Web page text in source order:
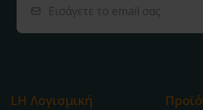
LH Λογισμική